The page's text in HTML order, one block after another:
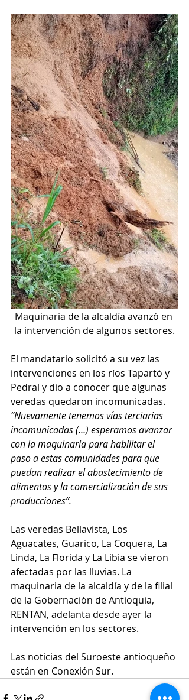
Maquinaria de la alcaldía avanzó en
la intervención de algunos sectores.
El mandatario solicitó a su vez las
intervenciones en los ríos Tapartó y
Pedral y dio a conocer que algunas
veredas quedaron incomunicadas.
“Nuevamente tenemos vías terciarias
incomunicadas (…) esperamos avanzar
con la maquinaria para habilitar el
paso a estas comunidades para que
puedan realizar el abastecimiento de
alimentos y la comercialización de sus
producciones”.
Las veredas Bellavista, Los
Aguacates, Guarico, La Coquera, La
Linda, La Florida y La Libia se vieron
afectadas por las lluvias. La
maquinaria de la alcaldía y de la filial
de la Gobernación de Antioquia,
RENTAN, adelanta desde ayer la
intervención en los sectores.
Las noticias del Suroeste antioqueño
están en Conexión Sur.